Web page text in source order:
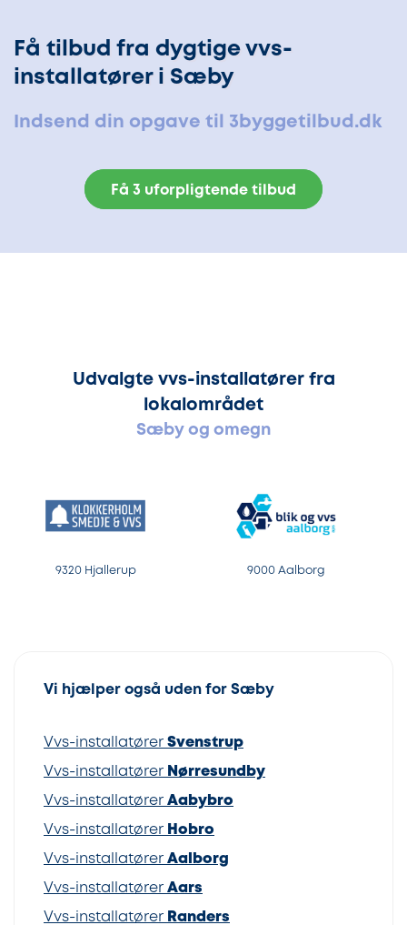
Få tilbud fra dygtige vvs-
installatører i Sæby
Indsend din opgave til 3byggetilbud.dk
Få 3 uforpligtende tilbud
Udvalgte vvs-installatører fra
lokalområdet
Sæby og omegn
9320 Hjallerup 9000 Aalborg
Vi hjælper også uden for Sæby
Vvs-installatører Svenstrup
Vvs-installatører Nørresundby
Vvs-installatører Aabybro
Vvs-installatører Hobro
Vvs-installatører Aalborg
Vvs-installatører Aars
Vvs-installatører Randers